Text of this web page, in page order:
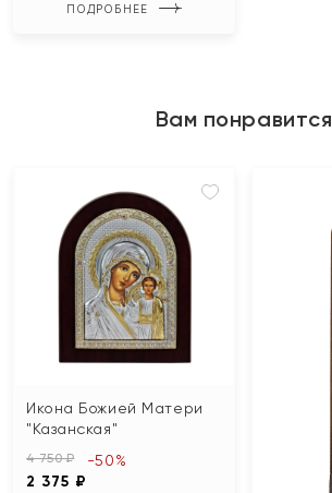
ПОДРОБНЕЕ
Вам понравится
Икона Божией Матери
"Казанская"
4 750 ₽
2 375 ₽
-50%